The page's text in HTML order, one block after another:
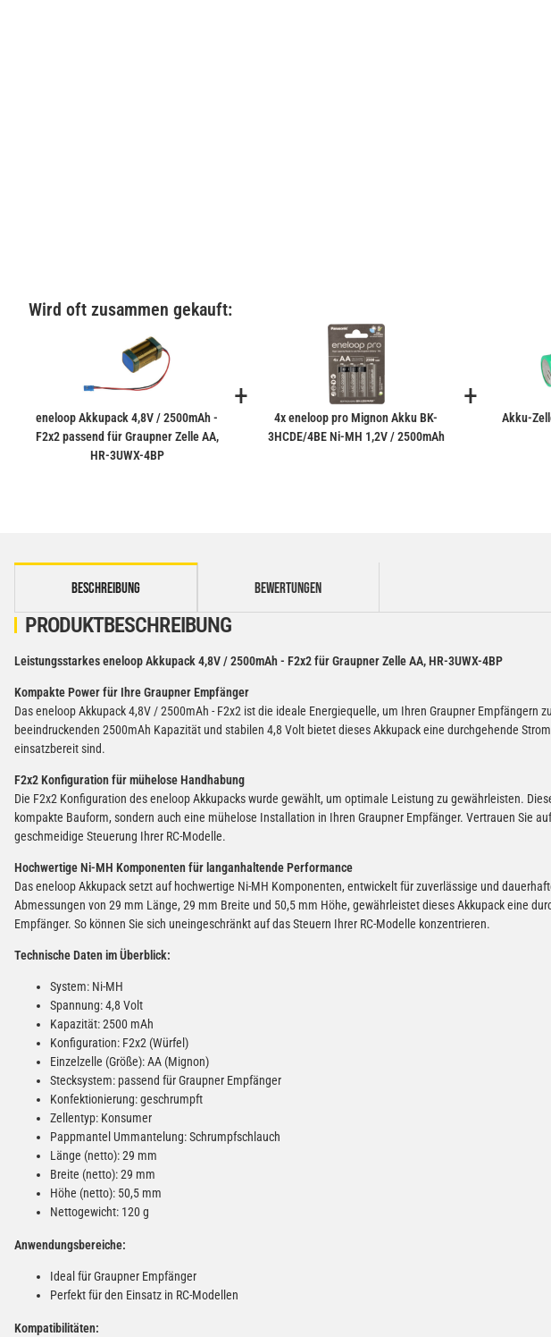
Wird oft zusammen gekauft:
eneloop Akkupack 4,8V / 2500mAh -
F2x2 passend für Graupner Zelle AA,
HR-3UWX-4BP
+
4x eneloop pro Mignon Akku BK-
3HCDE/4BE Ni-MH 1,2V / 2500mAh
+
Akku-
BESCHREIBUNG BEWERTUNGEN
PRODUKTBESCHREIBUNG
Leistungsstarkes eneloop Akkupack 4,8V / 2500mAh - F2x2 für Graupner Zelle AA, HR-3UWX-4BP
Kompakte Power für Ihre Graupner Empfänger
Das eneloop Akkupack 4,8V / 2500mAh - F2x2 ist die ideale Energiequelle, um Ihren Graupner Empfängern
beeindruckenden 2500mAh Kapazität und stabilen 4,8 Volt bietet dieses Akkupack eine durchgehende
einsatzbereit sind.
F2x2 Konfiguration für mühelose Handhabung
Die F2x2 Konfiguration des eneloop Akkupacks wurde gewählt, um optimale Leistung zu gewährleisten.
kompakte Bauform, sondern auch eine mühelose Installation in Ihren Graupner Empfänger. Vertrauen Sie
geschmeidige Steuerung Ihrer RC-Modelle.
Hochwertige Ni-MH Komponenten für langanhaltende Performance
Das eneloop Akkupack setzt auf hochwertige Ni-MH Komponenten, entwickelt für zuverlässige und
Abmessungen von 29 mm Länge, 29 mm Breite und 50,5 mm Höhe, gewährleistet dieses Akkupack eine
Empfänger. So können Sie sich uneingeschränkt auf das Steuern Ihrer RC-Modelle konzentrieren.
Technische Daten im Überblick:
System: Ni-MH
Spannung: 4,8 Volt
Kapazität: 2500 mAh
Konfiguration: F2x2 (Würfel)
Einzelzelle (Größe): AA (Mignon)
Stecksystem: passend für Graupner Empfänger
Konfektionierung: geschrumpft
Zellentyp: Konsumer
Pappmantel Ummantelung: Schrumpfschlauch
Länge (netto): 29 mm
Breite (netto): 29 mm
Höhe (netto): 50,5 mm
Nettogewicht: 120 g
Anwendungsbereiche:
Ideal für Graupner Empfänger
Perfekt für den Einsatz in RC-Modellen
Kompatibilitäten: